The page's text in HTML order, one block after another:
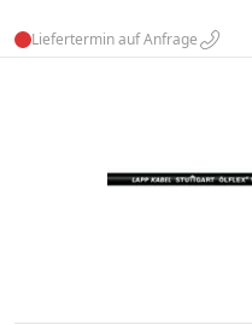
Liefertermin auf Anfrage